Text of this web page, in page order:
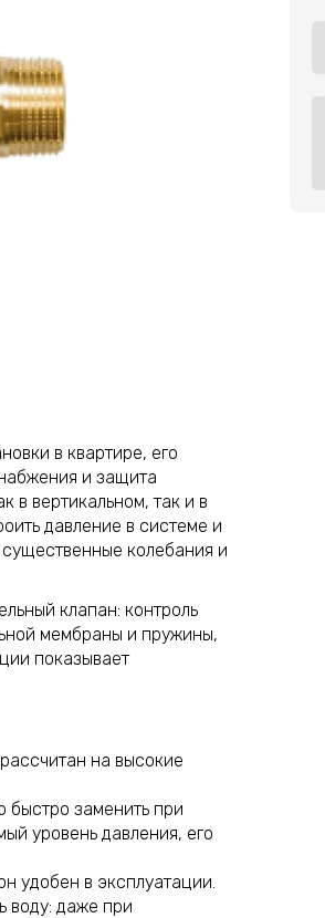
в квартире, его
и защита
в вертикальном, так и в
давление в системе и
колебания и
клапан: контроль
мембраны и пружины,
показывает
на высокие
заменить при
уровень давления, его
удобен в эксплуатации.
воду: даже при